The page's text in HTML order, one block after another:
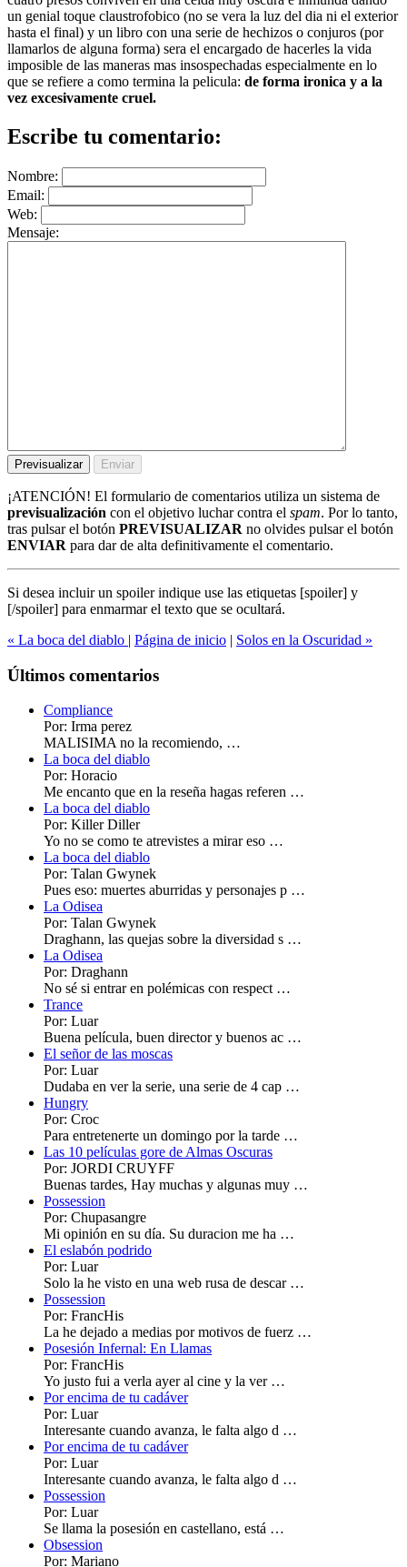
un genial toque claustrofobico (no se vera la luz del dia ni el exterior
hasta el final) y un libro con una serie de hechizos o conjuros (por
llamarlos de alguna forma) sera el encargado de hacerles la vida
imposible de las maneras mas insospechadas especialmente en lo
que se refiere a como termina la pelicula: de forma ironica y a la
vez excesivamente cruel.
Escribe tu comentario:
Nombre:
Email:
Web:
Mensaje:
¡ATENCIÓN! El formulario de comentarios utiliza un sistema de
previsualización con el objetivo luchar contra el spam. Por lo tanto,
tras pulsar el botón PREVISUALIZAR no olvides pulsar el botón
ENVIAR para dar de alta definitivamente el comentario.
Si desea incluir un spoiler indique use las etiquetas [spoiler] y
[/spoiler] para enmarmar el texto que se ocultará.
« La boca del diablo | Página de inicio | Solos en la Oscuridad »
Últimos comentarios
Compliance
Por: Irma perez
MALISIMA no la recomiendo, …
La boca del diablo
Por: Horacio
Me encanto que en la reseña hagas referen …
La boca del diablo
Por: Killer Diller
Yo no se como te atrevistes a mirar eso …
La boca del diablo
Por: Talan Gwynek
Pues eso: muertes aburridas y personajes p …
La Odisea
Por: Talan Gwynek
Draghann, las quejas sobre la diversidad s …
La Odisea
Por: Draghann
No sé si entrar en polémicas con respect …
Trance
Por: Luar
Buena película, buen director y buenos ac …
El señor de las moscas
Por: Luar
Dudaba en ver la serie, una serie de 4 cap …
Hungry
Por: Croc
Para entretenerte un domingo por la tarde …
Las 10 películas gore de Almas Oscuras
Por: JORDI CRUYFF
Buenas tardes, Hay muchas y algunas muy …
Possession
Por: Chupasangre
Mi opinión en su día. Su duracion me ha …
El eslabón podrido
Por: Luar
Solo la he visto en una web rusa de descar …
Possession
Por: FrancHis
La he dejado a medias por motivos de fuerz …
Posesión Infernal: En Llamas
Por: FrancHis
Yo justo fui a verla ayer al cine y la ver …
Por encima de tu cadáver
Por: Luar
Interesante cuando avanza, le falta algo d …
Por encima de tu cadáver
Por: Luar
Interesante cuando avanza, le falta algo d …
Possession
Por: Luar
Se llama la posesión en castellano, está …
Obsession
Por: Mariano